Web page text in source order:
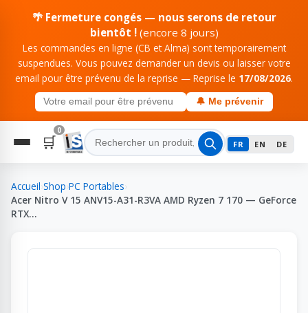
🌴 Fermeture congés — nous serons de retour
bientôt !(encore 8 jours)
Les commandes en ligne (CB et Alma) sont temporairement
suspendues. Vous pouvez demander un devis ou laisser votre
email pour être prévenu de la reprise — Reprise le 17/08/2026.
🔔 Me prévenir
🛒
0
FR EN DE
Accueil Shop PC Portables
Acer Nitro V 15 ANV15-A31-R3VA AMD Ryzen 7 170 — GeForce
RTX…